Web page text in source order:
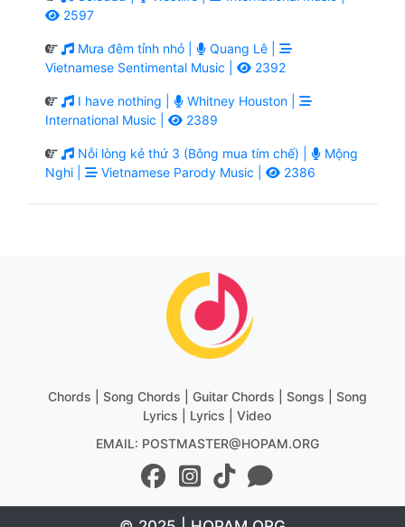
2597
Mưa đêm tỉnh nhỏ |
Quang Lê |
Vietnamese Sentimental Music |
2392
I have nothing |
Whitney Houston |
International Music |
2389
Nỗi lòng kẻ thứ 3 (Bông mua tím chế) |
Mộng
Nghi |
Vietnamese Parody Music | 2386
Chords | Song Chords | Guitar Chords | Songs | Song
Lyrics | Lyrics | Video
EMAIL: POSTMASTER@HOPAM.ORG